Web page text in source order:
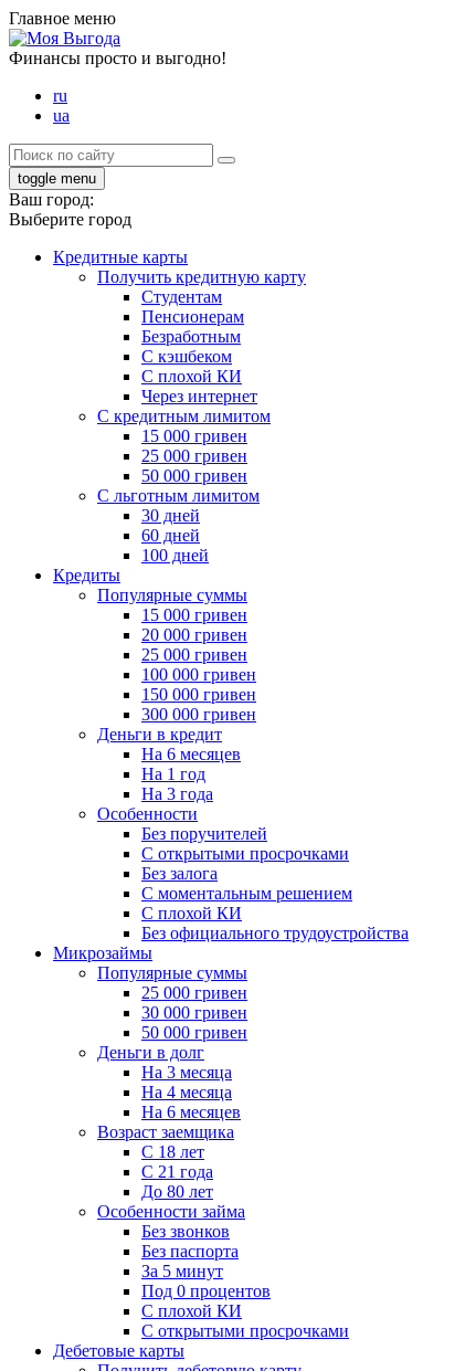
Главное меню
Финансы просто и выгодно!
ru
ua
toggle menu
Ваш город:
Выберите город
Кредитные карты
Получить кредитную карту
Студентам
Пенсионерам
Безработным
С кэшбеком
С плохой КИ
Через интернет
С кредитным лимитом
15 000 гривен
25 000 гривен
50 000 гривен
С льготным лимитом
30 дней
60 дней
100 дней
Кредиты
Популярные суммы
15 000 гривен
20 000 гривен
25 000 гривен
100 000 гривен
150 000 гривен
300 000 гривен
Деньги в кредит
На 6 месяцев
На 1 год
На 3 года
Особенности
Без поручителей
С открытыми просрочками
Без залога
С моментальным решением
С плохой КИ
Без официального трудоустройства
Микрозаймы
Популярные суммы
25 000 гривен
30 000 гривен
50 000 гривен
Деньги в долг
На 3 месяца
На 4 месяца
На 6 месяцев
Возраст заемщика
С 18 лет
С 21 года
До 80 лет
Особенности займа
Без звонков
Без паспорта
За 5 минут
Под 0 процентов
С плохой КИ
С открытыми просрочками
Дебетовые карты